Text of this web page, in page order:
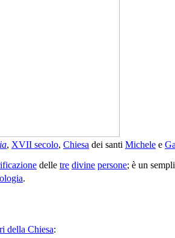
, XVII secolo, Chiesa dei santi Michele e
delle tre divine persone; è un
.
della Chiesa: